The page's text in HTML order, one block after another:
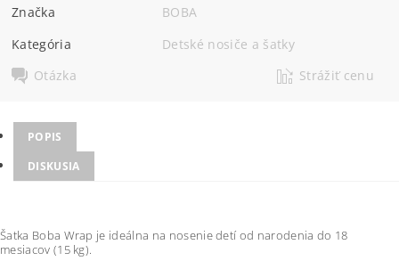
Značka
BOBA
Kategória
Detské nosiče a šatky
Otázka
Strážiť cenu
POPIS
DISKUSIA
Šatka Boba Wrap je ideálna na nosenie detí od narodenia do 18
mesiacov (15 kg).